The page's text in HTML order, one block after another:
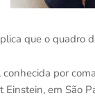
que o
por
em São